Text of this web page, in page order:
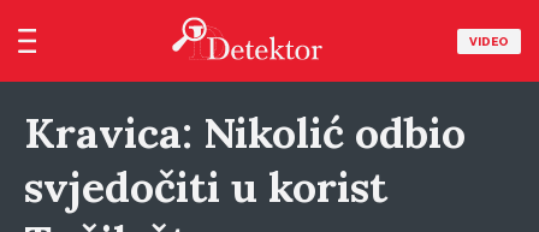
VIDEO
Kravica: Nikolić odbio
svjedočiti u korist